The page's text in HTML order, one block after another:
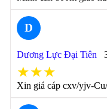
D
Dương Lực Đại Tiên
★★★
Xin giá cáp cxv/yjv-